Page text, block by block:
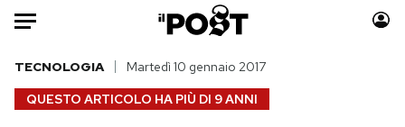
Auto
HOME
QUESTO ARTICOLO HA PIÙ DI 9 ANNI
TECNOLOGIA Martedì 10 gennaio 2017